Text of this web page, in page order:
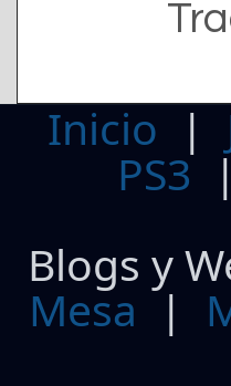
Inicio |
PS3|
Blogs y
Mesa |